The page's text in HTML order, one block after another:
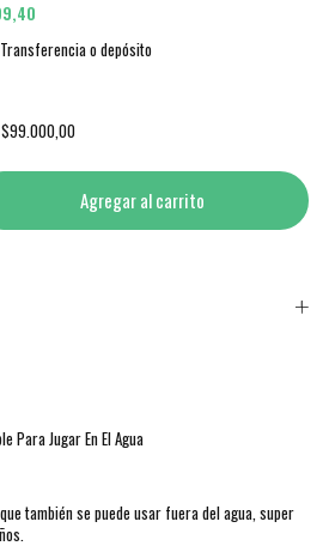
o depósito
$99.000,00
Para Jugar En El Agua
también se puede usar fuera del agua, super